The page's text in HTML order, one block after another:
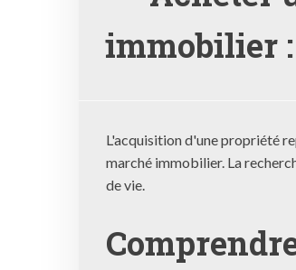
immobilier
L'acquisition d'une propriété
marché immobilier. La
de vie.